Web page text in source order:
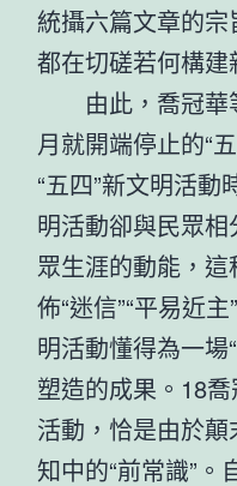
統攝六篇文章的宗
都在切磋若何構建
由此，喬冠
月就開端停止的“
“五四”新文明活
明活動卻與民眾
眾生涯的動能，這
佈“迷信”“平易近
明活動懂得為一
塑造的成果。18
活動，恰是由於
知中的“前常識”